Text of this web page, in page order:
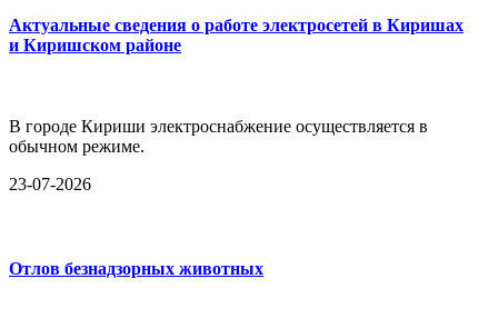
Актуальные сведения о работе электросетей в Киришах
и Киришском районе
В городе Кириши электроснабжение осуществляется в
обычном режиме.
23-07-2026
Отлов безнадзорных животных